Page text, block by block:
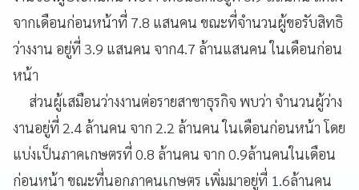
จากเดือนก่อนหน้าที่ 7.8 แสนคน ขณะที่จำนวนผู้ขอรับสิทธิ
ว่างงาน อยู่ที่ 3.9 แสนคน จาก4.7 ล้านแสนคน ในเดือนก่อน
หน้า
ส่วนผู้เสมือนว่างงานต่อรายสาขาธุรกิจ พบว่า จำนวนผู้ว่าง
งานอยู่ที่ 2.4 ล้านคน จาก 2.2 ล้านคน ในเดือนก่อนหน้า โดย
แบ่งเป็นภาคเกษตรที่ 0.8 ล้านคน จาก 0.9ล้านคนในเดือน
ก่อนหน้า ขณะที่นอกภาคนเกษตร เพิ่มมาอยู่ที่ 1.6ล้านคน